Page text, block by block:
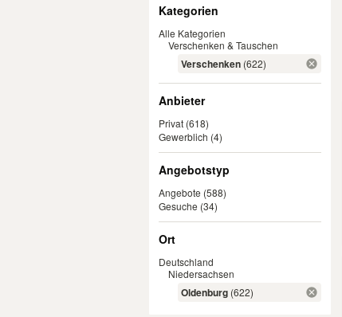
Kategorien
Alle Kategorien
Verschenken & Tauschen
Verschenken (622)
Anbieter
Privat (618)
Gewerblich (4)
Angebotstyp
Angebote (588)
Gesuche (34)
Ort
Deutschland
Niedersachsen
Oldenburg (622)